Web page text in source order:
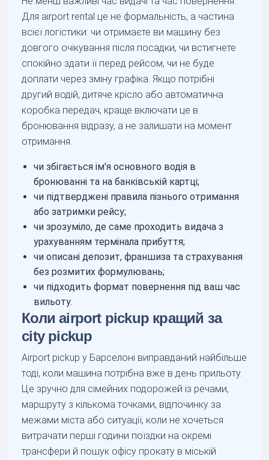
Для airport rental це не формальність, а частина
всієї логістики: чи отримаєте ви машину без
довгого очікування після посадки, чи встигнете
спокійно здати її перед рейсом, чи не буде
доплати через зміну графіка. Якщо потрібні
другий водій, дитяче крісло або автоматична
коробка передач, краще включати це в
бронювання відразу, а не залишати на момент
отримання.
чи збігається ім'я основного водія в
бронюванні та на банківській картці;
чи підтверджені правила пізнього отримання
або затримки рейсу;
чи зрозуміло, де саме проходить видача з
урахуванням термінала прибуття;
чи описані депозит, франшиза та страхування
без розмитих формулювань;
чи підходить формат повернення під ваш час
вильоту.
Коли airport pickup кращий за
city pickup
Airport pickup у Барселоні виправданий найбільше
тоді, коли машина потрібна вже в день прильоту.
Це зручно для сімейних подорожей із речами,
маршруту з кількома точками, відпочинку за
межами міста або ситуації, коли не хочеться
витрачати перші години поїздки на окремі
трансфери й пошук офісу прокату в міській